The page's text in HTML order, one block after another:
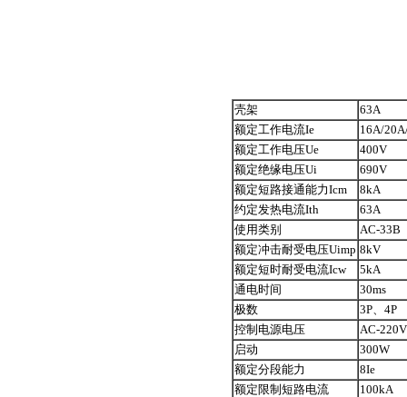
壳架
63A
额定工作电流Ie
16A/
额定工作电压Ue
400V
额定绝缘电压Ui
690V
额定短路接通能力Icm
8kA
约定发热电流Ith
63A
使用类别
AC-33B
额定冲击耐受电压Uimp 8kV
额定短时耐受电流Icw
5kA
通电时间
30ms
极数
3P、4P
控制电源电压
AC-220V
启动
300W
额定分段能力
8Ie
额定限制短路电流
100kA